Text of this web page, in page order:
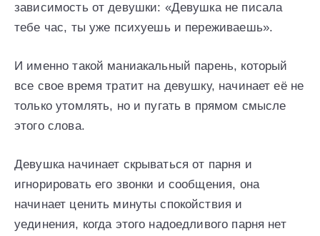
зависимость от девушки: «Девушка не писала
тебе час, ты уже психуешь и переживаешь».
И именно такой маниакальный парень, который
все свое время тратит на девушку, начинает её не
только утомлять, но и пугать в прямом смысле
этого слова.
Девушка начинает скрываться от парня и
игнорировать его звонки и сообщения, она
начинает ценить минуты спокойствия и
уединения, когда этого надоедливого парня нет